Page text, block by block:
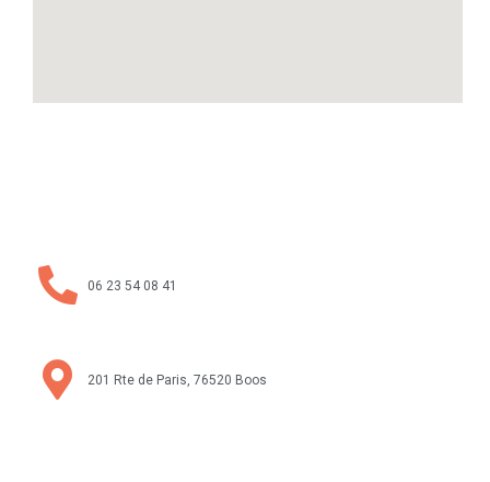
06 23 54 08 41
201 Rte de Paris, 76520 Boos